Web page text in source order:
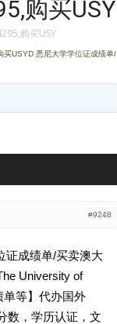
购买USY
购买USY
买USYD 悉尼大学学位证成绩单/
#9248
证成绩单/买卖澳大
University of
单等】代办国外
数，学历认证，文